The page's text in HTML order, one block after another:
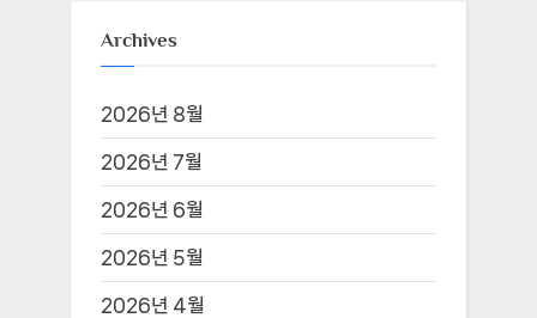
Archives
2026년 8월
2026년 7월
2026년 6월
2026년 5월
2026년 4월